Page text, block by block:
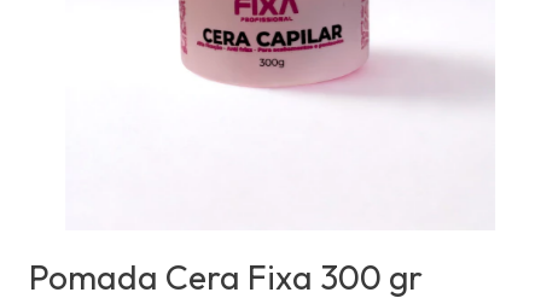
Pomada Cera Fixa 300 gr